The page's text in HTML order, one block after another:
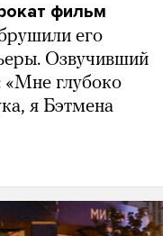
фильм
его
Озвучивший
«Мне глубоко
я Бэтмена